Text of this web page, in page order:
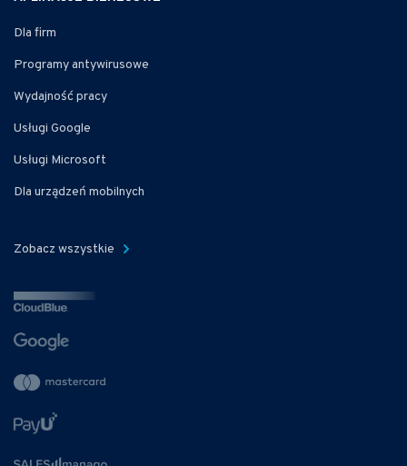
Dla firm
Programy antywirusowe
Wydajność pracy
Usługi Google
Usługi Microsoft
Dla urządzeń mobilnych
Zobacz wszystkie